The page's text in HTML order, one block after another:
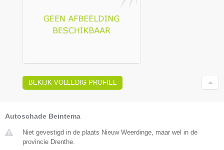
BEKIJK VOLLEDIG PROFIEL
Autoschade Beintema
Niet gevestigd in de plaats Nieuw Weerdinge, maar wel in de
provincie Drenthe.